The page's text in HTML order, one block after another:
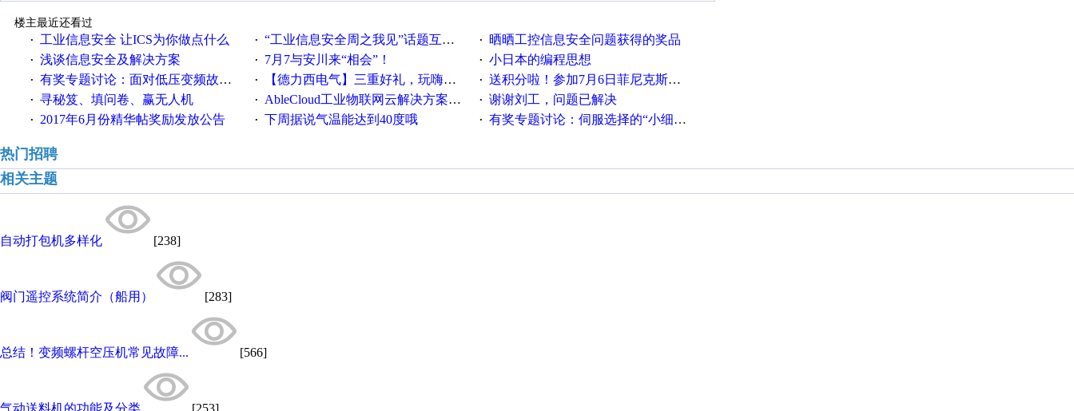
楼主最近还看过
· 工业信息安全 让ICS为你做点什么 · “工业信息安全周之我见”话题互动获奖名单发布公告 · 晒晒工控信息安全问题获得的奖品
· 浅谈信息安全及解决方案 · 7月7与安川来“相会”！ · 小日本的编程思想
· 有奖专题讨论：面对低压变频故障，老手是这样解决的！ · 【德力西电气】三重好礼，玩嗨夏日！ · 送积分啦！参加7月6日菲尼克斯在线研讨会即得
· 寻秘笈、填问卷、赢无人机 · AbleCloud工业物联网云解决方案实践及应用 · 谢谢刘工，问题已解决
· 2017年6月份精华帖奖励发放公告 · 下周据说气温能达到40度哦 · 有奖专题讨论：伺服选择的“小细节大学问”奖励公告
热门招聘
相关主题
自动打包机多样化 [238]
阀门遥控系统简介（船用） [283]
总结！变频螺杆空压机常见故障... [566]